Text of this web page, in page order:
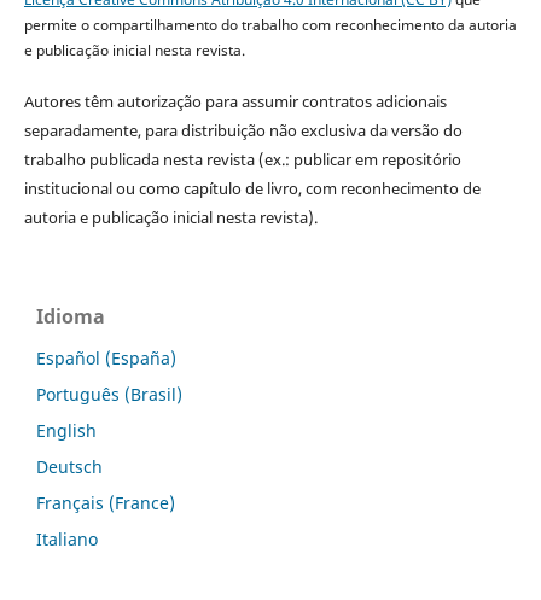
permite o compartilhamento do trabalho com reconhecimento da autoria
e publicação inicial nesta revista.
Autores têm autorização para assumir contratos adicionais
separadamente, para distribuição não exclusiva da versão do
trabalho publicada nesta revista (ex.: publicar em repositório
institucional ou como capítulo de livro, com reconhecimento de
autoria e publicação inicial nesta revista).
Idioma
Español (España)
Português (Brasil)
English
Deutsch
Français (France)
Italiano